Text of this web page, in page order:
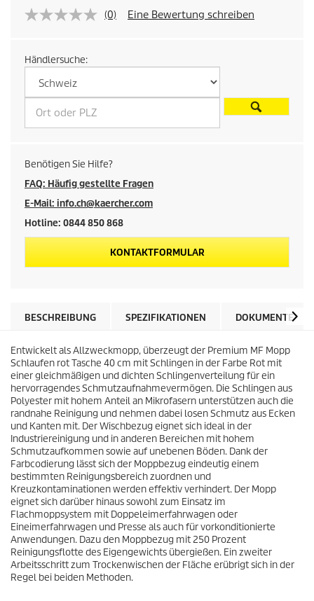
P
e
i
s
d
e
s
P
r
u
k
t
s
(0) Eine Bewertung schreiben
Händlersuche:
Benötigen Sie Hilfe?
FAQ: Häufig gestellte Fragen
E-Mail: info.ch@kaercher.com
Hotline: 0844 850 868
KONTAKTFORMULAR
BESCHREIBUNG SPEZIFIKATIONEN DOKUMENTE
Entwickelt als Allzweckmopp, überzeugt der Premium MF Mopp
Schlaufen rot Tasche 40 cm mit Schlingen in der Farbe Rot mit
einer gleichmäßigen und dichten Schlingenverteilung für ein
hervorragendes Schmutzaufnahmevermögen. Die Schlingen aus
Polyester mit hohem Anteil an Mikrofasern unterstützen auch die
randnahe Reinigung und nehmen dabei losen Schmutz aus Ecken
und Kanten mit. Der Wischbezug eignet sich ideal in der
Industriereinigung und in anderen Bereichen mit hohem
Schmutzaufkommen sowie auf unebenen Böden. Dank der
Farbcodierung lässt sich der Moppbezug eindeutig einem
bestimmten Reinigungsbereich zuordnen und
Kreuzkontaminationen werden effektiv verhindert. Der Mopp
eignet sich darüber hinaus sowohl zum Einsatz im
Flachmoppsystem mit Doppeleimerfahrwagen oder
Eineimerfahrwagen und Presse als auch für vorkonditionierte
Anwendungen. Dazu den Moppbezug mit 250 Prozent
Reinigungsflotte des Eigengewichts übergießen. Ein zweiter
Arbeitsschritt zum Trockenwischen der Fläche erübrigt sich in der
Regel bei beiden Methoden.